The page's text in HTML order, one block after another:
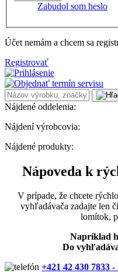
Zabudol som heslo
Účet nemám a chcem sa
Registrovať
Nájdené oddelenia:
Nájdení výrobcovia:
Nájdené produkty:
Nápoveda k
V prípade, že chcete
vyhľadávača zadajte len
lomítok,
Napríklad
Do
+421 42 430 7833